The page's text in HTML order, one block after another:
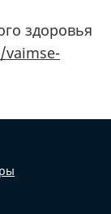
здоровья
vaimse-